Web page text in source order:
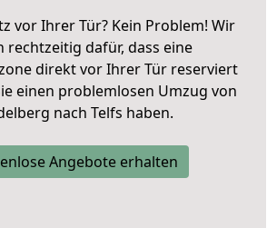
vor Ihrer Tür? Kein Problem! Wir
rechtzeitig dafür, dass eine
direkt vor Ihrer Tür reserviert
einen problemlosen Umzug von
nach Telfs haben.
Angebote erhalten